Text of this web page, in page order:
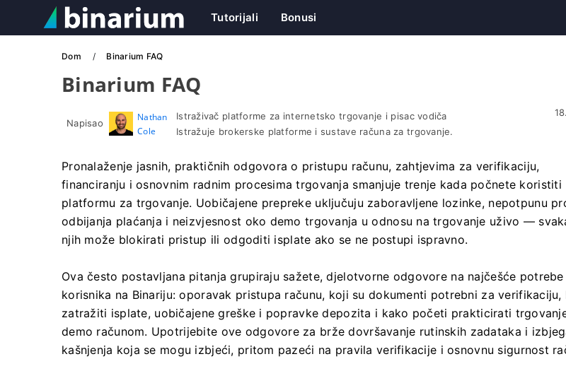
Tutorijali Bonusi
Dom Binarium FAQ
Binarium FAQ
Napisao
Nathan
Cole
Istraživač platforme za internetsko trgovanje i pisac vodiča
Istražuje brokerske platforme i sustave računa za trgovanje.
Pronalaženje jasnih, praktičnih odgovora o pristupu računu, zahtjevima za verifikaciju,
financiranju i osnovnim radnim procesima trgovanja smanjuje trenje kada počnete koristiti
platformu za trgovanje. Uobičajene prepreke uključuju zaboravljene lozinke, nepotpunu
odbijanja plaćanja i neizvjesnost oko demo trgovanja u odnosu na trgovanje uživo —
njih može blokirati pristup ili odgoditi isplate ako se ne postupi ispravno.
Ova često postavljana pitanja grupiraju sažete, djelotvorne odgovore na najčešće potrebe
korisnika na Binariju: oporavak pristupa računu, koji su dokumenti potrebni za verifikaciju,
zatražiti isplate, uobičajene greške i popravke depozita i kako početi prakticirati
demo računom. Upotrijebite ove odgovore za brže dovršavanje rutinskih zadataka i
kašnjenja koja se mogu izbjeći, pritom pazeći na pravila verifikacije i osnovnu sigurnost